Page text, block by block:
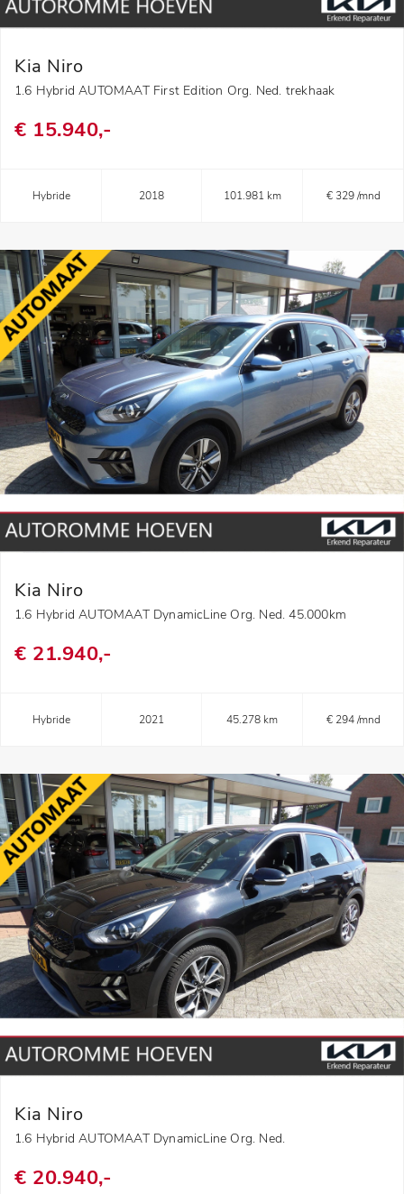
Kia Niro
1.6 Hybrid AUTOMAAT First Edition Org. Ned. trekhaak
€ 15.940,-
Hybride 2018 101.981 km € 329 /mnd
Kia Niro
1.6 Hybrid AUTOMAAT DynamicLine Org. Ned. 45.000km
€ 21.940,-
Hybride 2021 45.278 km € 294 /mnd
Kia Niro
1.6 Hybrid AUTOMAAT DynamicLine Org. Ned.
€ 20.940,-